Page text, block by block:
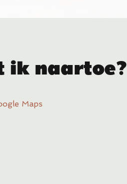
ik naartoe?
Maps